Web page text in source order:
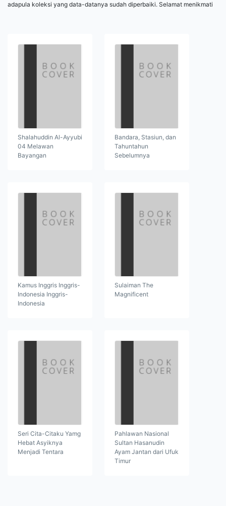
adapula koleksi yang data-datanya sudah diperbaiki. Selamat menikmati
Shalahuddin Al-Ayyubi
04 Melawan
Bayangan
Bandara, Stasiun, dan
Tahuntahun
Sebelumnya
Kamus Inggris Inggris-
Indonesia Inggris-
Indonesia
Sulaiman The
Magnificent
Seri Cita-Citaku Yamg
Hebat Asyiknya
Menjadi Tentara
Pahlawan Nasional
Sultan Hasanudin
Ayam Jantan dari Ufuk
Timur